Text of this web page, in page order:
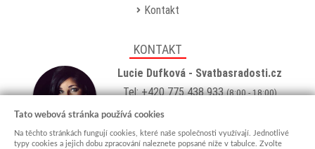
Kontakt
KONTAKT
Lucie Dufková - Svatbasradosti.cz
Tel: +420 775 438 933(8:00 - 18:00)
Email:
Showroom
Tato webová stránka používá cookies
Na těchto stránkách fungují cookies, které naše společnosti využívají. Jednotlivé
typy cookies a jejich dobu zpracování naleznete popsané níže v tabulce. Zvolte